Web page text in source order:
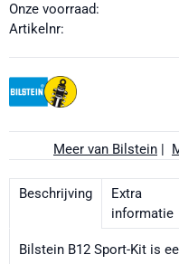
Onze voorraad:
Artikelnr:
Meer van Bilstein
Beschrijving
Extra
informatie
Bilstein B12 Sport-Kit is